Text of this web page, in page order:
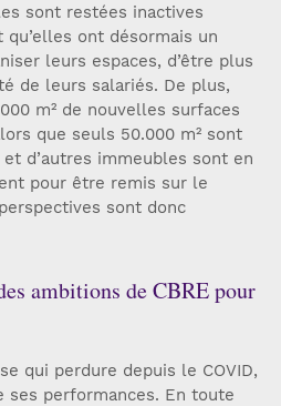
sont restées inactives
qu’elles ont désormais un
leurs espaces, d’être plus
de leurs salariés. De plus,
m² de nouvelles surfaces
que seuls 50.000 m² sont
d’autres immeubles sont en
pour être remis sur le
sont donc
ambitions de CBRE pour
qui perdure depuis le COVID,
ses performances. En toute